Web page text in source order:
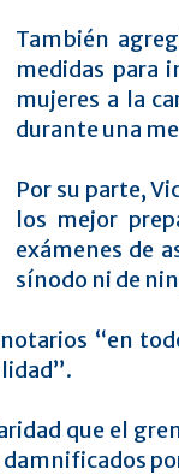
También
medidas para
mujeres a la
durante una
Por su parte,
los mejor
exámenes de
sínodo ni de
“en
que el